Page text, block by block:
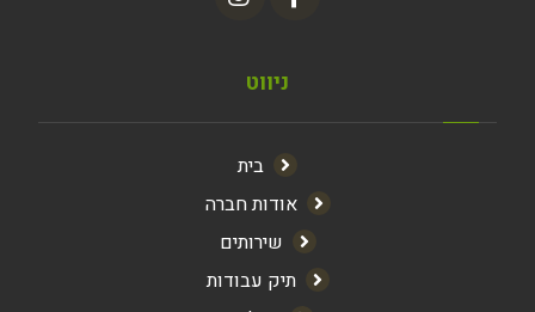
ניווט
בית
אודות חברה
שירותים
תיק עבודות